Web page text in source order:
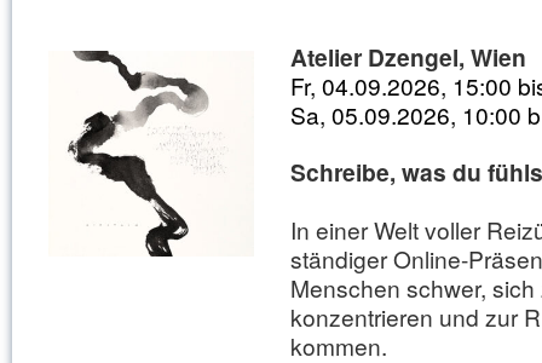
Atelier Dzengel, Wien
Fr, 04.09.2026, 15:00
Sa, 05.09.2026, 10:00
Schreibe, was du
In einer Welt voller
ständiger Online-
Menschen schwer, sich
konzentrieren und zur
kommen.